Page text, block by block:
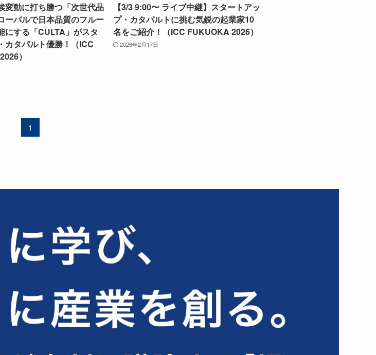
変動に打ち勝つ「次世代品
ーバルで日本品質のフルー
にする「CULTA」がスタ
カタパルト優勝！（ICC
）
【3/3 9:00〜 ライブ中継】スタートアッ
プ・カタパルトに挑む気鋭の起業家10
名をご紹介！（ICC FUKUOKA 2026）
2026年2月17日
1